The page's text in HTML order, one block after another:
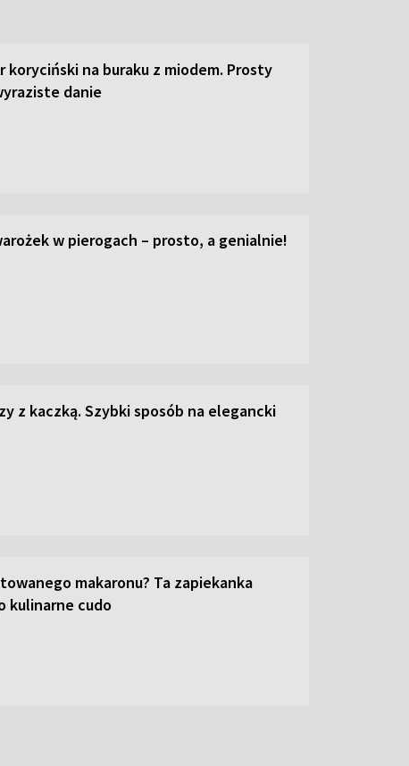
koryciński na buraku z miodem. Prosty
danie
w pierogach – prosto, a genialnie!
z kaczką. Szybki sposób na elegancki
makaronu? Ta zapiekanka
kulinarne cudo